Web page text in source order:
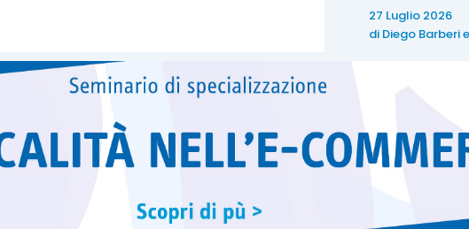
27 Luglio 2026
di Diego Barberie